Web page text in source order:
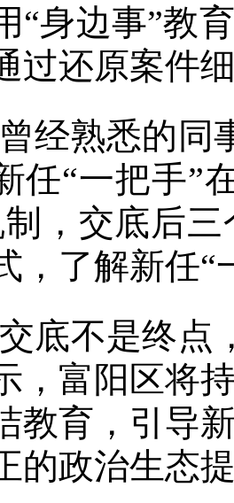
“身边事”教
过还原案件
经熟悉的同
任“一把手”
，交底后
，了解新任“
底不是终点
，富阳区将
教育，引导
的政治生态